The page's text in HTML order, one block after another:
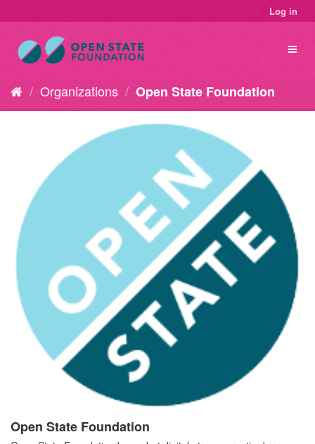
Log in
Organizations Open State Foundation
Open State Foundation